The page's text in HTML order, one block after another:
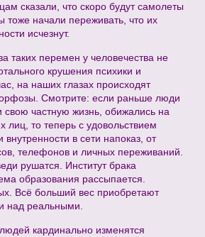
сказали, что скоро будут самолеты
тоже начали переживать, что их
исчезнут.
таких перемен у человечества не
крушения психики и
на наших глазах происходят
Смотрите: если раньше люди
свою частную жизнь, обижались на
лиц, то теперь с удовольствием
в сети напоказ, от
телефонов и личных переживаний.
рушатся. Институт брака
образования рассыпается.
Всё больший вес приобретают
над реальными.
кардинально изменятся